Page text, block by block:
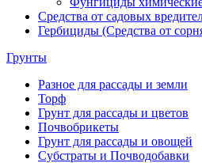
Средства от садовых
Гербициды (Средства от
Грунты
Разное для рассады и земли
Торф
Грунт для рассады и цветов
Почвобрикеты
Грунт для рассады и овощей
Субстраты и Почводобавки